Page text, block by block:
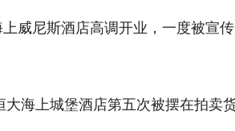
威尼斯酒店高调开业，一度被宣
海上城堡酒店第五次被摆在拍卖货